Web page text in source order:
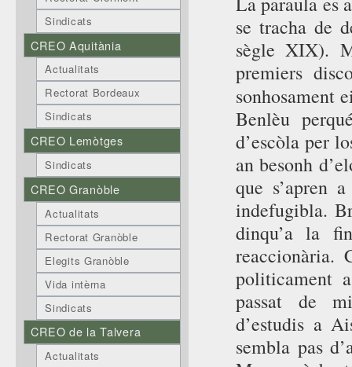
se tracha de
sègle XIX).
premiers
sonhosament
Benlèu
d’escòla per
an besonh
que s’apren
indefugibla.
dinqu’a la
reaccionària.
politicament
passat de
d’estudis a
sembla pas
Sindicats
CREO Aquitània
Actualitats
Rectorat Bordeaux
Sindicats
CREO Lemòtges
Sindicats
CREO Granòble
Actualitats
Rectorat Granòble
Elegits Granòble
Vida intèrna
Sindicats
CREO de la Talvera
Actualitats